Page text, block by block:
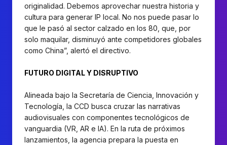
originalidad. Debemos aprovechar nuestra historia y
cultura para generar IP local. No nos puede pasar lo
que le pasó al sector calzado en los 80, que, por
solo maquilar, disminuyó ante competidores globales
como China”, alertó el directivo.
FUTURO DIGITAL Y DISRUPTIVO
Alineada bajo la Secretaría de Ciencia, Innovación y
Tecnología, la CCD busca cruzar las narrativas
audiovisuales con componentes tecnológicos de
vanguardia (VR, AR e IA). En la ruta de próximos
lanzamientos, la agencia prepara la puesta en